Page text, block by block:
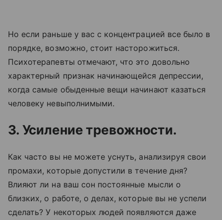
Но если раньше у вас с концентрацией все было в
порядке, возможно, стоит насторожиться.
Психотерапевты отмечают, что это довольно
характерный признак начинающейся депрессии,
когда самые обыденные вещи начинают казаться
человеку невыполнимыми.
3. Усиление тревожности.
Как часто вы не можете уснуть, анализируя свои
промахи, которые допустили в течение дня?
Влияют ли на ваш сон постоянные мысли о
близких, о работе, о делах, которые вы не успели
сделать? У некоторых людей появляются даже